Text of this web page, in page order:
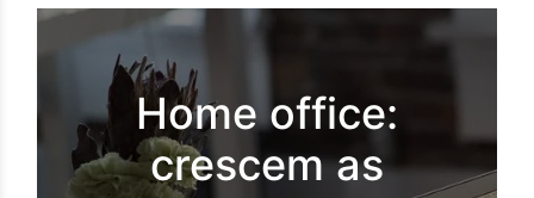
Home office:
crescem as